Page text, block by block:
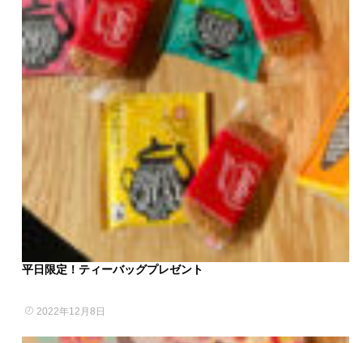
平日限定！ティーバッグプレゼント
2022年12月8日